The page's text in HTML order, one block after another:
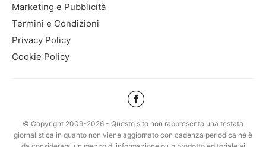
Marketing e Pubblicità
Termini e Condizioni
Privacy Policy
Cookie Policy
© Copyright 2009-2026 - Questo sito non rappresenta una testata
giornalistica in quanto non viene aggiornato con cadenza periodica né è